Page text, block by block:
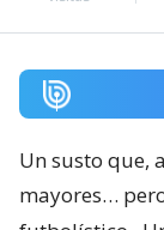
Un susto que,
mayores…